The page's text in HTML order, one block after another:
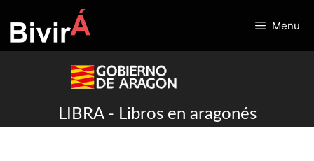
to
content
Menu
LIBRA - Libros en aragonés